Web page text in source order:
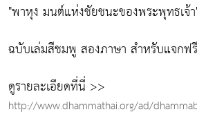
"พาหุง มนต์แห่งชัยชนะของพระพุทธเจ้
ฉบับเล่มสีชมพู สองภาษา สำหรับแจกฟรี
ดูรายละเอียดที่นี่ >>
http://www.dhammathai.org/ad/